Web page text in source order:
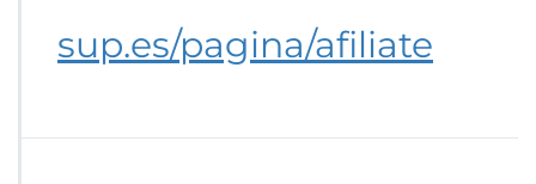
sup.es/pagina/afiliate